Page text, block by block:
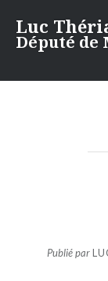
contenu
Luc
Député de
Publié par